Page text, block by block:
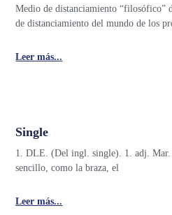
Medio de distanciamiento “filosófico”
de distanciamiento del mundo de los
Leer más...
Single
1. DLE. (Del ingl. single). 1. adj. Mar.
sencillo, como la braza, el
Leer más...